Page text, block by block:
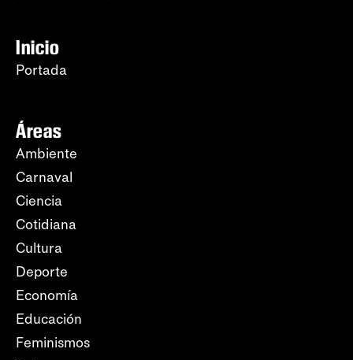
Inicio
Portada
Áreas
Ambiente
Carnaval
Ciencia
Cotidiana
Cultura
Deporte
Economía
Educación
Feminismos